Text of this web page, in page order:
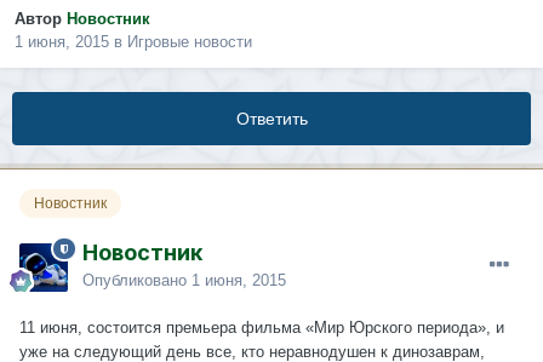
Автор Новостник
1 июня, 2015 в Игровые новости
Ответить
Новостник
Новостник
Опубликовано 1 июня, 2015
11 июня, состоится премьера фильма «Мир Юрского периода», и
уже на следующий день все, кто неравнодушен к динозаврам,